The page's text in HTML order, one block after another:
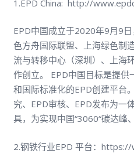
数据服务
专题调研
调研报告
捐赠
关于
1.EPD China: http://
EPD中国成立于2020年9月9
色方舟国际联盟、上海绿色制
流与转移中心（深圳）、上海
作创立。 EPD中国目标是提
和国际标准化的EPD创建平台
究、EPD审核、EPD发布为一
具，为实现中国“3060“碳达峰
2.钢铁行业EPD 平台：